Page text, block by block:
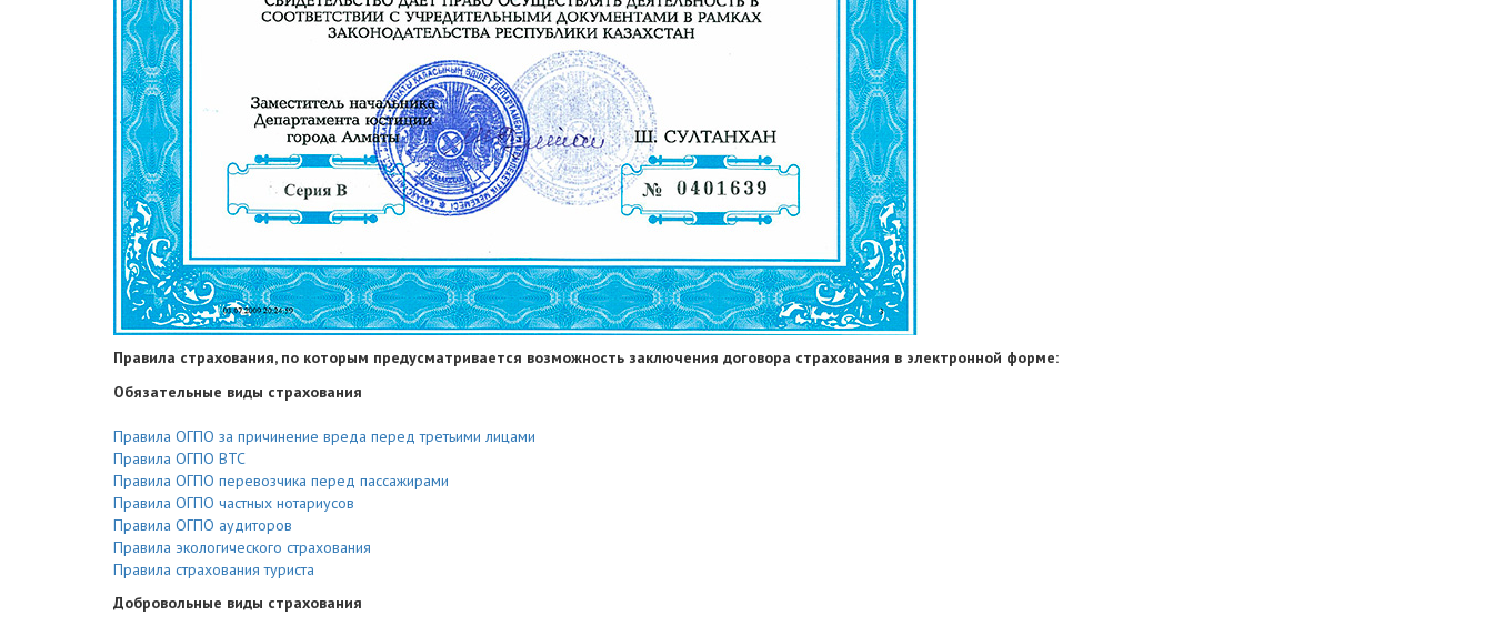
Правила страхования, по которым предусматривается возможность заключения договора страхования в электронной форме:
Обязательные виды страхования
Правила ОГПО за причинение вреда перед третьими лицами
Правила ОГПО ВТС
Правила ОГПО перевозчика перед пассажирами
Правила ОГПО частных нотариусов
Правила ОГПО аудиторов
Правила экологического страхования
Правила страхования туриста
Добровольные виды страхования